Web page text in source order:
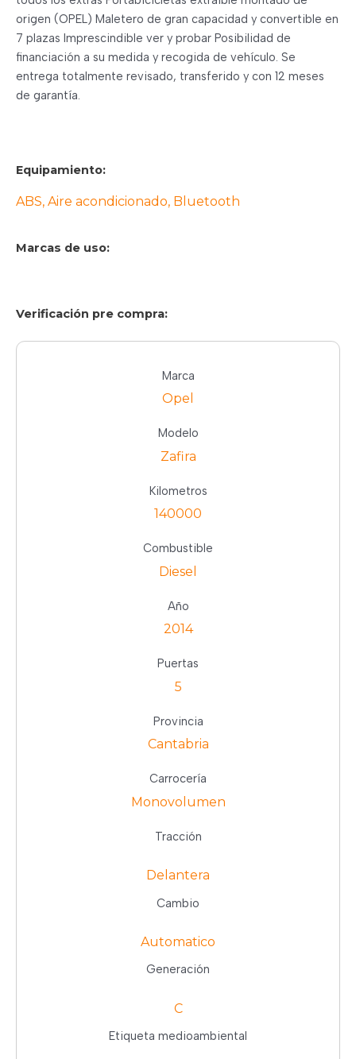
origen (OPEL) Maletero de gran capacidad y convertible en
7 plazas Imprescindible ver y probar Posibilidad de
financiación a su medida y recogida de vehículo. Se
entrega totalmente revisado, transferido y con 12 meses
de garantía.
Equipamiento:
ABS, Aire acondicionado, Bluetooth
Marcas de uso:
Verificación pre compra:
Marca
Opel
Modelo
Zafira
Kilometros
140000
Combustible
Diesel
Año
2014
Puertas
5
Provincia
Cantabria
Carrocería
Monovolumen
Tracción
Delantera
Cambio
Automatico
Generación
C
Etiqueta medioambiental